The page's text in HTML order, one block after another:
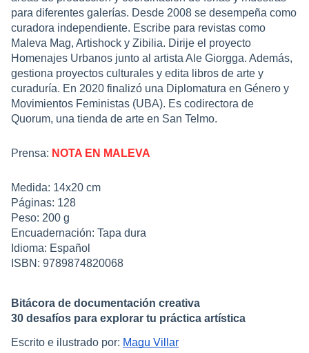
para diferentes galerías. Desde 2008 se desempeña como
curadora independiente. Escribe para revistas como
Maleva Mag, Artishock y Zibilia. Dirije el proyecto
Homenajes Urbanos junto al artista Ale Giorgga. Además,
gestiona proyectos culturales y edita libros de arte y
curaduría. En 2020 finalizó una Diplomatura en Género y
Movimientos Feministas (UBA). Es codirectora de
Quorum, una tienda de arte en San Telmo.
Prensa: NOTA EN MALEVA
Medida: 14x20 cm
Páginas: 128
Peso: 200 g
Encuadernación: Tapa dura
Idioma: Español
ISBN: 9789874820068
Bitácora de documentación creativa
30 desafíos para explorar tu práctica artística
Escrito e ilustrado por: Magu Villar